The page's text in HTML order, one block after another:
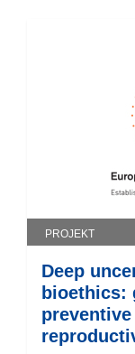
PROJEKT
Deep
bioethics: